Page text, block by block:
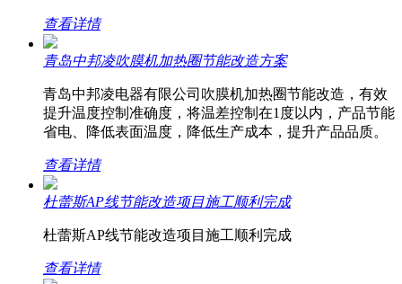
查看详情
青岛中邦凌吹膜机加热圈节能改造方案
青岛中邦凌电器有限公司吹膜机加热圈节能改造，有效
提升温度控制准确度，将温差控制在1度以内，产品节能
省电、降低表面温度，降低生产成本，提升产品品质。
查看详情
杜蕾斯AP线节能改造项目施工顺利完成
杜蕾斯AP线节能改造项目施工顺利完成
查看详情